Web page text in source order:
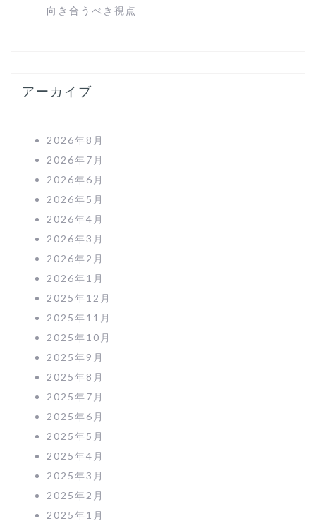
向き合うべき視点
アーカイブ
2026年8月
2026年7月
2026年6月
2026年5月
2026年4月
2026年3月
2026年2月
2026年1月
2025年12月
2025年11月
2025年10月
2025年9月
2025年8月
2025年7月
2025年6月
2025年5月
2025年4月
2025年3月
2025年2月
2025年1月